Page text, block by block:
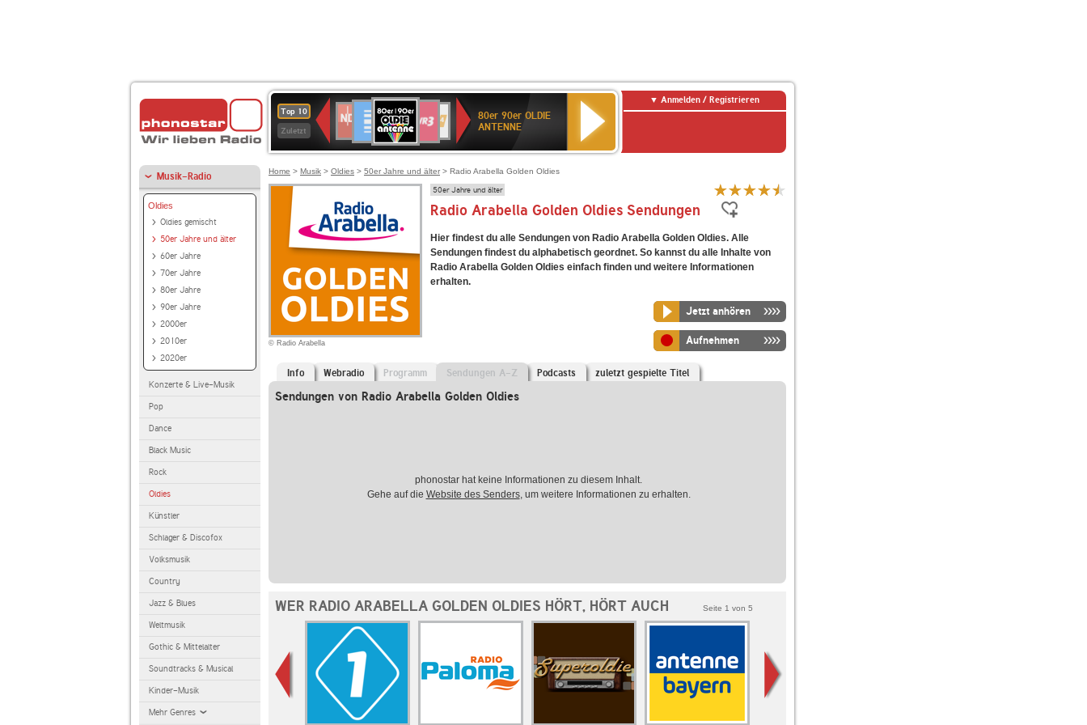
Top 10
Zuletzt
Deutschlandfunk
80er
90er
OLDIE
ANTENNE
SWR3
SWR
Kultur
NDR
2
80er 90er OLDIE
ANTENNE
Anmelden / Registrieren
Musik-Radio
Oldies
Oldies gemischt
50er Jahre und älter
60er Jahre
70er Jahre
80er Jahre
90er Jahre
2000er
2010er
2020er
Konzerte & Live-Musik
Pop
Dance
Black Music
Rock
Oldies
Künstler
Schlager & Discofox
Volksmusik
Country
Jazz & Blues
Weltmusik
Gothic & Mittelalter
Soundtracks & Musical
Kinder-Musik
Mehr Genres
Home > Musik > Oldies > 50er Jahre und älter > Radio Arabella Golden Oldies
© Radio Arabella
50er Jahre und älter
Radio Arabella Golden Oldies Sendungen
Hier findest du alle Sendungen von Radio Arabella Golden Oldies. Alle
Sendungen findest du alphabetisch geordnet. So kannst du alle Inhalte von
Radio Arabella Golden Oldies einfach finden und weitere Informationen
erhalten.
Jetzt anhören
Aufnehmen
Info Webradio Programm Sendungen A-Z Podcasts zuletzt gespielte Titel
Sendungen von Radio Arabella Golden Oldies
phonostar hat keine Informationen zu diesem Inhalt.
Gehe auf die Website des Senders, um weitere Informationen zu erhalten.
WER RADIO ARABELLA GOLDEN OLDIES HÖRT, HÖRT AUCH Seite 1 von 5